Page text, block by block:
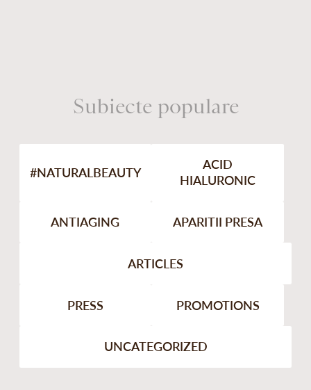
Subiecte populare
#NATURALBEAUTY
ACID
HIALURONIC
ANTIAGING APARITII PRESA
ARTICLES
PRESS PROMOTIONS
UNCATEGORIZED